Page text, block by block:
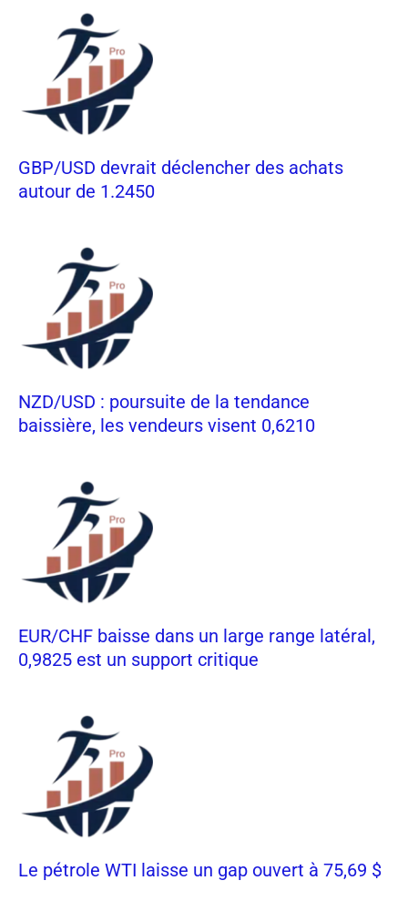
GBP/USD devrait déclencher des achats
autour de 1.2450
NZD/USD : poursuite de la tendance
baissière, les vendeurs visent 0,6210
EUR/CHF baisse dans un large range latéral,
0,9825 est un support critique
Le pétrole WTI laisse un gap ouvert à 75,69 $